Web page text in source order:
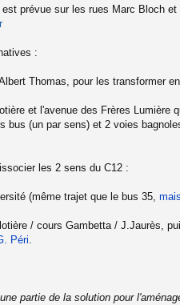
prévue sur les rues Marc Bloch et
:
Thomas, pour les transformer
et l'avenue des Frères Lumière
bus (un par sens) et 2 voies
les 2 sens du C12 :
(même trajet que le bus 35,
/ cours Gambetta / J.Jaurès,
Péri
partie de la solution pour